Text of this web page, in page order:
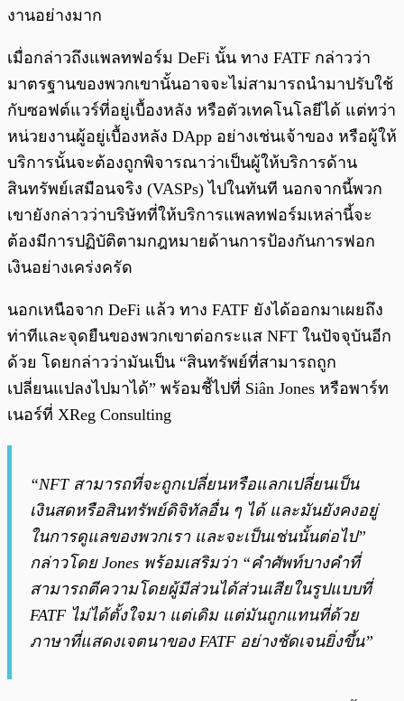
งานอย่างมาก
เมื่อกล่าวถึงแพลทฟอร์ม DeFi นั้น ทาง FATF กล่าวว่า
มาตรฐานของพวกเขานั้นอาจจะไม่สามารถนำมาปรับใช้
กับซอฟต์แวร์ที่อยู่เบื้องหลัง หรือตัวเทคโนโลยีได้ แต่ทว่า
หน่วยงานผู้อยู่เบื้องหลัง DApp อย่างเช่นเจ้าของ หรือผู้ให้
บริการนั้นจะต้องถูกพิจารณาว่าเป็นผู้ให้บริการด้าน
สินทรัพย์เสมือนจริง (VASPs) ไปในทันที นอกจากนี้พวก
เขายังกล่าวว่าบริษัทที่ให้บริการแพลทฟอร์มเหล่านี้จะ
ต้องมีการปฏิบัติตามกฎหมายด้านการป้องกันการฟอก
เงินอย่างเคร่งครัด
นอกเหนือจาก DeFi แล้ว ทาง FATF ยังได้ออกมาเผยถึง
ท่าทีและจุดยืนของพวกเขาต่อกระแส NFT ในปัจจุบันอีก
ด้วย โดยกล่าวว่ามันเป็น “สินทรัพย์ที่สามารถถูก
เปลี่ยนแปลงไปมาได้” พร้อมชี้ไปที่ Siân Jones หรือพาร์ท
เนอร์ที่ XReg Consulting
“NFT สามารถที่จะถูกเปลี่ยนหรือแลกเปลี่ยนเป็น
เงินสดหรือสินทรัพย์ดิจิทัลอื่น ๆ ได้ และมันยังคงอยู่
ในการดูแลของพวกเรา และจะเป็นเช่นนั้นต่อไป”
กล่าวโดย Jones พร้อมเสริมว่า “คำศัพท์บางคำที่
สามารถตีความโดยผู้มีส่วนได้ส่วนเสียในรูปแบบที่
FATF ไม่ได้ตั้งใจมา แต่เดิม แต่มันถูกแทนที่ด้วย
ภาษาที่แสดงเจตนาของ FATF อย่างชัดเจนยิ่งขึ้น”